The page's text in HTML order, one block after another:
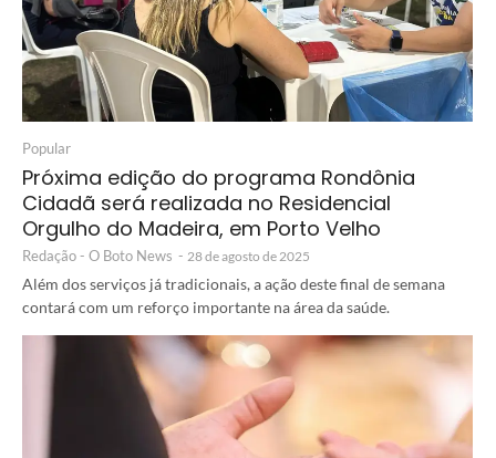
Popular
Próxima edição do programa Rondônia
Cidadã será realizada no Residencial
Orgulho do Madeira, em Porto Velho
Redação - O Boto News - 28 de agosto de 2025
Além dos serviços já tradicionais, a ação deste final de semana
contará com um reforço importante na área da saúde.